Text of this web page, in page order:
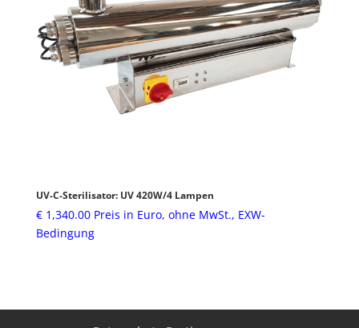
UV-C-Sterilisator: UV 420W/4 Lampen
€1,340.00 Preis in Euro, ohne MwSt., EXW-
Bedingung